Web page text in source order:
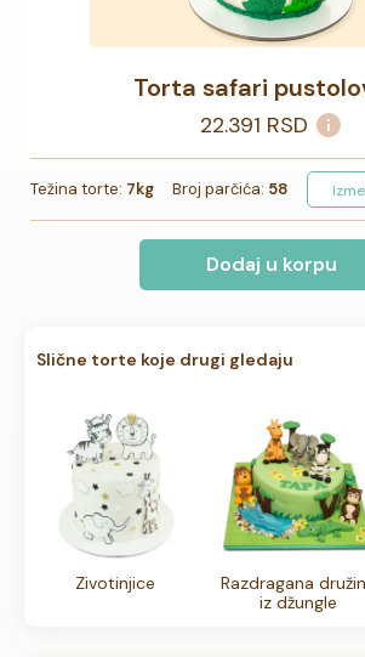
Torta safari
22.391 RSD
Težina torte: 7kg Broj parčića: 58
Dodaj u korpu
Slične torte koje drugi gledaju
Zivotinjice
Razdragana
iz džungle